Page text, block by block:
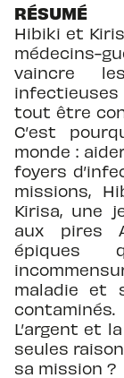
RÉSUMÉ
Hibiki et
médecins-
vaincre
tout être
C’est
monde :
foyers
missions,
Kirisa, une
aux pires
épiques
maladie et
contaminés.
L’argent et
seules
sa mission ?